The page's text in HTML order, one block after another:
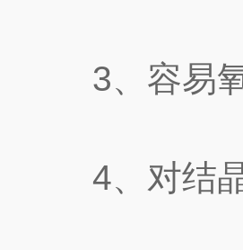
3、容易氧
4、对结晶